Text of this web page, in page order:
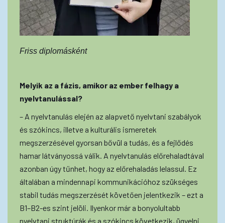
Friss diplomásként
Melyik az a fázis, amikor az ember felhagy a
nyelvtanulással?
– A nyelvtanulás elején az alapvető nyelvtani szabályok
és szókincs, illetve a kulturális ismeretek
megszerzésével gyorsan bővül a tudás, és a fejlődés
hamar látványossá válik. A nyelvtanulás előrehaladtával
azonban úgy tűnhet, hogy az előrehaladás lelassul. Ez
általában a mindennapi kommunikációhoz szükséges
stabil tudás megszerzését követően jelentkezik – ezt a
B1–B2-es szint jelöli. Ilyenkor már a bonyolultabb
nyelvtani struktúrák és a szókincs következik, ügyelni